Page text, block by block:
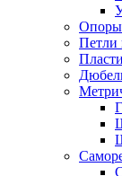
Опоры
Петли